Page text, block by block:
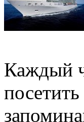
Каждый